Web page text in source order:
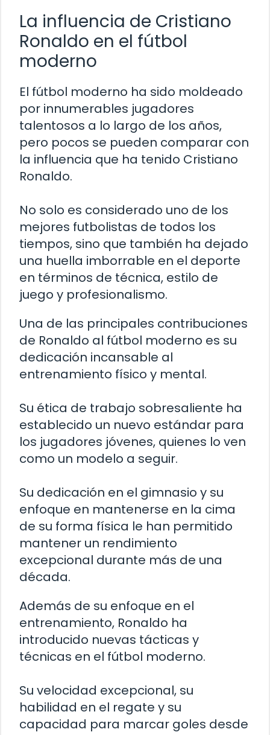
La influencia de Cristiano
Ronaldo en el fútbol
moderno
El fútbol moderno ha sido moldeado
por innumerables jugadores
talentosos a lo largo de los años,
pero pocos se pueden comparar con
la influencia que ha tenido Cristiano
Ronaldo.
No solo es considerado uno de los
mejores futbolistas de todos los
tiempos, sino que también ha dejado
una huella imborrable en el deporte
en términos de técnica, estilo de
juego y profesionalismo.
Una de las principales contribuciones
de Ronaldo al fútbol moderno es su
dedicación incansable al
entrenamiento físico y mental.
Su ética de trabajo sobresaliente ha
establecido un nuevo estándar para
los jugadores jóvenes, quienes lo ven
como un modelo a seguir.
Su dedicación en el gimnasio y su
enfoque en mantenerse en la cima
de su forma física le han permitido
mantener un rendimiento
excepcional durante más de una
década.
Además de su enfoque en el
entrenamiento, Ronaldo ha
introducido nuevas tácticas y
técnicas en el fútbol moderno.
Su velocidad excepcional, su
habilidad en el regate y su
capacidad para marcar goles desde